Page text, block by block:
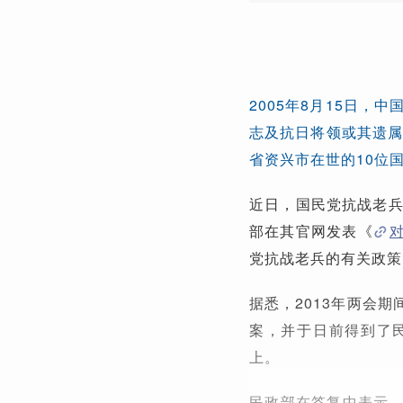
2005年8月15日，中
志及抗日将领或其遗
省资兴市在世的10位
近日，国民党抗战老
部在其官网发表《
党抗战老兵的有关政
据悉，2013年两会期
案，并于日前得到了
上。